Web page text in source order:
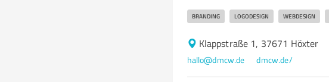
BRANDING LOGODESIGN WEBDESIGN
Klappstraße 1, 37671 Höxter
hallo@dmcw.de dmcw.de/